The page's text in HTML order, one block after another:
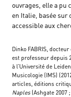
ouvrages, elle a
en Italie, basée sur
accessible aux
Dinko FABRIS,
est professeur depuis
à l’Université de
Musicologie (IMS)
articles, éditions
Naples(Ashgate 2007